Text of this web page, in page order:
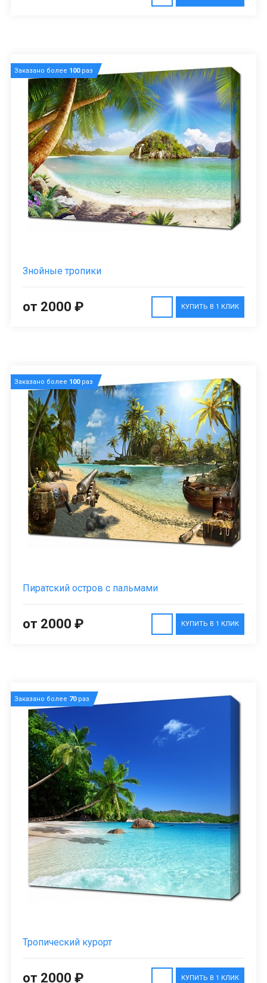
Заказано более 100раз
Знойные тропики
КУПИТЬ В 1 КЛИК
от 2000 ₽
Заказано более 100раз
Пиратский остров с пальмами
КУПИТЬ В 1 КЛИК
от 2000 ₽
Заказано более 70раз
Тропический курорт
КУПИТЬ В 1 КЛИК
от 2000 ₽